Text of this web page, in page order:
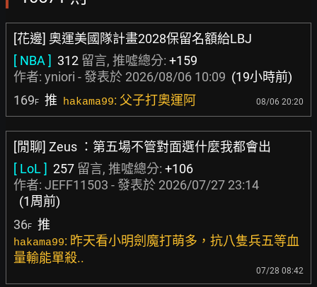
[花邊] 奧運美國隊計畫2028保留名額給LBJ
[ NBA ] 312 留言, 推噓總分: +159
作者: yniori - 發表於 2026/08/06 10:09 (19小時前)
169F 推 hakama99: 父子打奧運阿 08/06 20:20
[閒聊] Zeus ：第五場不管對面選什麼我都會出
[ LoL ] 257 留言, 推噓總分: +106
作者: JEFF11503 - 發表於 2026/07/27 23:14
(1周前)
36F 推
hakama99: 昨天看小明劍魔打萌多，抗八隻兵五等血
量輸能單殺..
07/28 08:42